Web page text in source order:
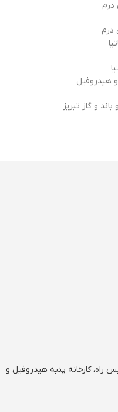
درم
و گاز تبریز
به پلیس راه، کارخانه پنبه هیدروفیل و